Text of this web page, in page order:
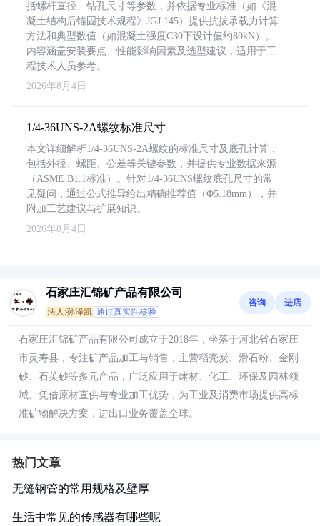
括螺杆直径、钻孔尺寸等参数，并依据专业标准（如《混
凝土结构后锚固技术规程》JGJ 145）提供抗拔承载力计算
方法和典型数值（如混凝土强度C30下设计值约80kN）。
内容涵盖安装要点、性能影响因素及选型建议，适用于工
程技术人员参考。
2026年8月4日
1/4-36UNS-2A螺纹标准尺寸
本文详细解析1/4-36UNS-2A螺纹的标准尺寸及底孔计算，
包括外径、螺距、公差等关键参数，并提供专业数据来源
（ASME B1.1标准）。针对1/4-36UNS螺纹底孔尺寸的常
见疑问，通过公式推导给出精确推荐值（Φ5.18mm），并
附加工艺建议与扩展知识。
2026年8月4日
石家庄汇锦矿产品有限公司
法人:孙泽凯 通过真实性核验
咨询 进店
石家庄汇锦矿产品有限公司成立于2018年，坐落于河北省石家庄
市灵寿县，专注矿产品加工与销售，主营稻壳炭、滑石粉、金刚
砂、石英砂等多元产品，广泛应用于建材、化工、环保及园林领
域。凭借原材直供与专业加工优势，为工业及消费市场提供高标
准矿物解决方案，进出口业务覆盖全球。
热门文章
无缝钢管的常用规格及壁厚
生活中常见的传感器有哪些呢